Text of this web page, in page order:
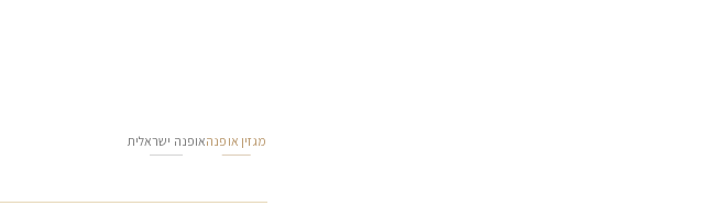
מגזין אופנהאופנה ישראלית